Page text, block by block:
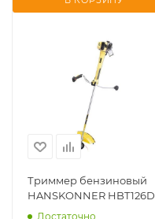
Триммер бензиновый
HANSKONNER HBT126D
Достаточно